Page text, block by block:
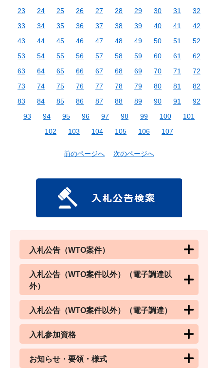
23
24 25 26 27 28 29 30 31
32
33
34 35 36 37 38 39 40 41
42
43
44 45 46 47 48 49 50 51
52
53
54 55 56 57 58 59 60 61
62
63
64 65 66 67 68 69 70 71
72
73
74 75 76 77 78 79 80 81
82
83
84 85 86 87 88 89 90 91
92
93
94 95 96 97 98 99 100
101
102
103 104 105 106 107
前のページへ 次のページへ
入札公告（WTO案件）
入札公告（WTO案件以外）（電子調達以
外）
入札公告（WTO案件以外）（電子調達）
入札参加資格
お知らせ・要領・様式